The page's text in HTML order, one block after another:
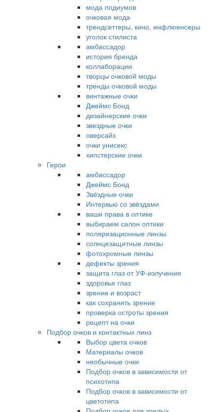
мода подиумов
очковая мода
трендсеттеры, кино, инфлюенсеры
уголок стилиста
амбассадор
история бренда
коллаборации
творцы очковой моды
тренды очковой моды
винтажные очки
Джеймс Бонд
дизайнерские очки
звездные очки
оверсайз
очки унисекс
хипстерские очки
Герои
амбассадор
Джеймс Бонд
Звёздные очки
Интервью со звёздами
ваши права в оптике
выбираем салон оптики
поляризационные линзы
солнцезащитные линзы
фотохромные линзы
дефекты зрения
защита глаз от УФ-излучения
здоровье глаз
зрение и возраст
как сохранить зрение
проверка остроты зрения
рецепт на очки
Подбор очков и контактных линз
Выбор цвета очков
Материалы очков
необычные очки
Подбор очков в зависимости от
психотипа
Подбор очков в зависимости от
цветотипа